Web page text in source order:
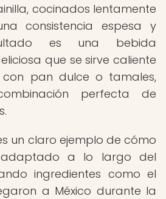
cocinados lentamente
consistencia espesa y
es una bebida
que se sirve caliente
pan dulce o tamales,
perfecta de
un claro ejemplo de cómo
a lo largo del
ingredientes como el
a México durante la